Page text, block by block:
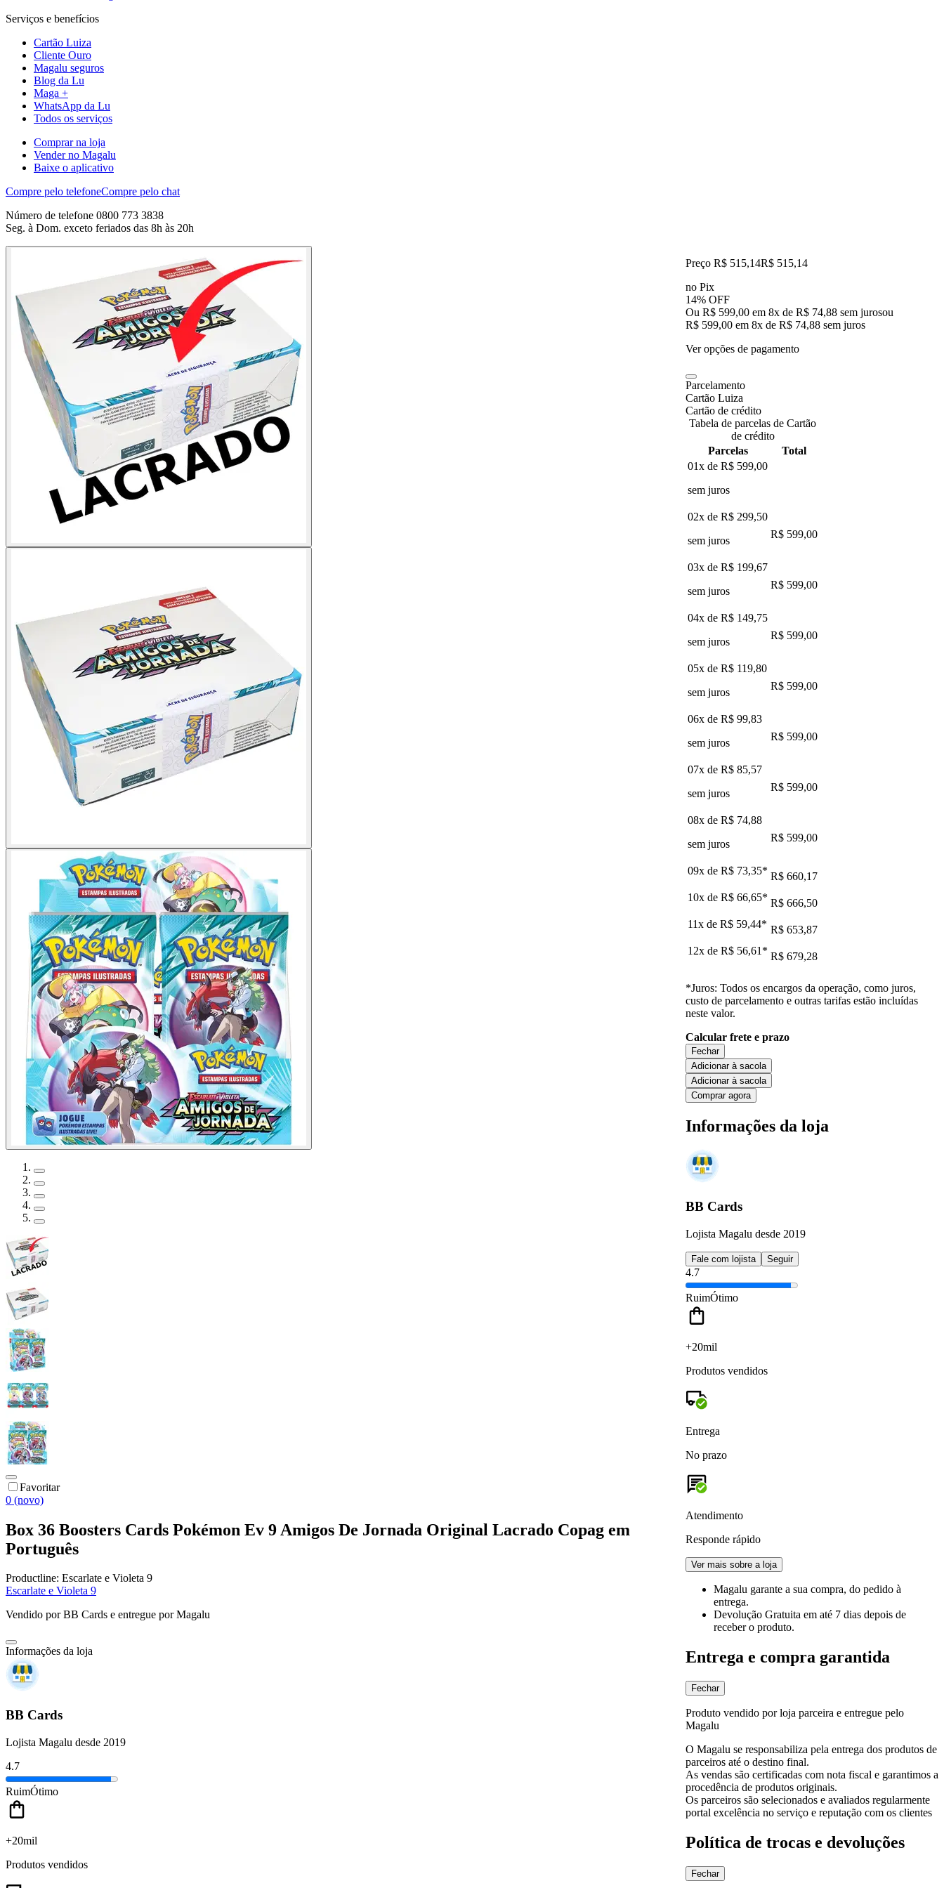
Serviços e benefícios
Cartão Luiza
Cliente Ouro
Magalu seguros
Blog da Lu
Maga +
WhatsApp da Lu
Todos os serviços
Comprar na loja
Vender no Magalu
Baixe o aplicativo
Compre pelo telefoneCompre pelo chat
Número de telefone 0800 773 3838
Seg. à Dom. exceto feriados das 8h às 20h
Favoritar
0 (novo)
Box 36 Boosters Cards Pokémon Ev 9 Amigos De Jornada Original Lacrado Copag em
Português
Productline: Escarlate e Violeta 9
Escarlate e Violeta 9
Vendido porBB Cards e entregue por Magalu
Informações da loja
BB Cards
Lojista Magalu desde 2019
4.7
RuimÓtimo
+20mil
Produtos vendidos
Preço R$ 515,14R$ 515,14
no Pix
14% OFF
Ou R$ 599,00 em 8x de R$ 74,88 sem jurosou
R$ 599,00 em 8x de R$ 74,88 sem juros
Ver opções de pagamento
Parcelamento
Cartão Luiza
Cartão de crédito
Tabela de parcelas de Cartão
de crédito
Parcelas
Total
01x de R$ 599,00
sem juros
02x de R$ 299,50
sem juros
R$ 599,00
03x de R$ 199,67
sem juros
R$ 599,00
04x de R$ 149,75
sem juros
R$ 599,00
05x de R$ 119,80
sem juros
R$ 599,00
06x de R$ 99,83
sem juros
R$ 599,00
07x de R$ 85,57
sem juros
R$ 599,00
08x de R$ 74,88
sem juros
R$ 599,00
09x de R$ 73,35* R$ 660,17
10x de R$ 66,65* R$ 666,50
11x de R$ 59,44* R$ 653,87
12x de R$ 56,61 * R$ 679,28
*Juros: Todos os encargos da operação, como juros,
custo de parcelamento e outras tarifas estão incluídas
neste valor.
Calcular frete e prazo
Fechar
Adicionar à sacola
Adicionar à sacola
Comprar agora
Informações da loja
BB Cards
Lojista Magalu desde 2019
Fale com lojista Seguir
4.7
RuimÓtimo
+20mil
Produtos vendidos
Entrega
No prazo
Atendimento
Responde rápido
Ver mais sobre a loja
Magalu garante a sua compra, do pedido à
entrega.
Devolução Gratuita em até 7 dias depois de
receber o produto.
Entrega e compra garantida
Fechar
Produto vendido por loja parceira e entregue pelo
Magalu
O Magalu se responsabiliza pela entrega dos produtos de
parceiros até o destino final.
As vendas são certificadas com nota fiscal e garantimos a
procedência de produtos originais.
Os parceiros são selecionados e avaliados regularmente
portal excelência no serviço e reputação com os clientes
Política de trocas e devoluções
Fechar